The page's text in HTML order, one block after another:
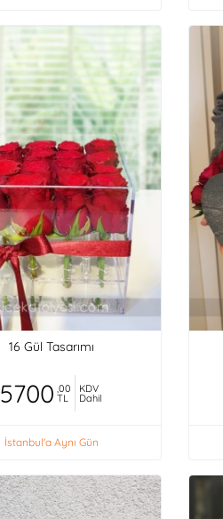
16 Gül Tasarımı
5700 ,00
TL
KDV
Dahil
İstanbul'a Aynı Gün